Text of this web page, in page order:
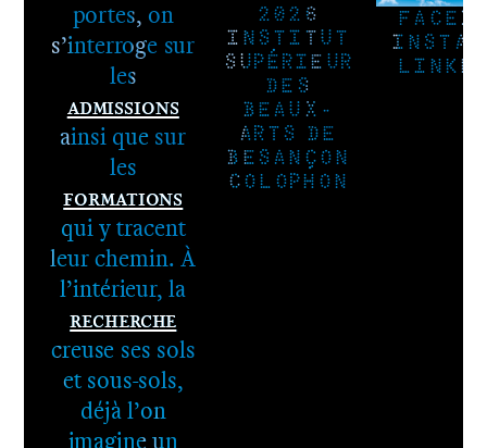
portes, on
s’interroge sur
les
Admissions
ainsi que sur
les
Formations
1er cycle -
Le DNA
2e cycle -
Le DNSEP
qui y tracent
leur chemin. À
l’intérieur, la
Recherche
creuse ses sols
et sous-sols,
déjà l’on
imagine un
2026
INSTITUT
SUPÉRIEUR
DES
BEAUX-
ARTS DE
BESANÇON
COLOPHON